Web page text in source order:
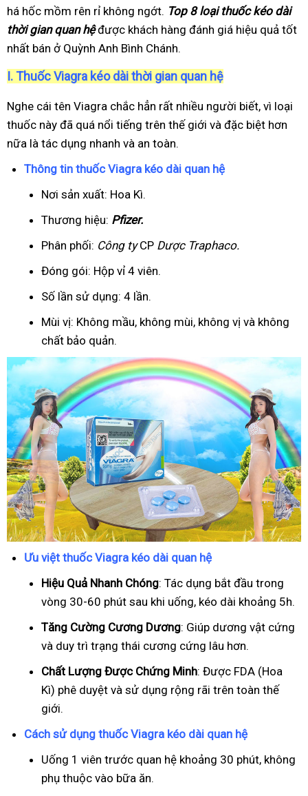
há hốc mồm rên rỉ không ngớt. Top 8 loại thuốc kéo dài
thời gian quan hệđược khách hàng đánh giá hiệu quả tốt
nhất bán ở Quỳnh Anh Bình Chánh.
I. Thuốc Viagra kéo dài thời gian quan hệ
Nghe cái tên Viagra chắc hẳn rất nhiều người biết, vì loại
thuốc này đã quá nổi tiếng trên thế giới và đặc biệt hơn
nữa là tác dụng nhanh và an toàn.
Thông tin thuốc Viagra kéo dài quan hệ
Nơi sản xuất: Hoa Kì.
Thương hiệu: Pfizer.
Phân phối: Công tyCP Dược Traphaco.
Đóng gói: Hộp vỉ 4 viên.
Số lần sử dụng: 4 lần.
Mùi vị: Không mầu, không mùi, không vị và không
chất bảo quản.
Ưu việt thuốc Viagra kéo dài quan hệ
Hiệu Quả Nhanh Chóng: Tác dụng bắt đầu trong
vòng 30-60 phút sau khi uống, kéo dài khoảng 5h.
Tăng Cường Cương Dương: Giúp dương vật cứng
và duy trì trạng thái cương cứng lâu hơn.
Chất Lượng Được Chứng Minh: Được FDA (Hoa
Kì) phê duyệt và sử dụng rộng rãi trên toàn thế
giới.
Cách sử dụng thuốc Viagra kéo dài quan hệ
Uống 1 viên trước quan hệ khoảng 30 phút, không
phụ thuộc vào bữa ăn.